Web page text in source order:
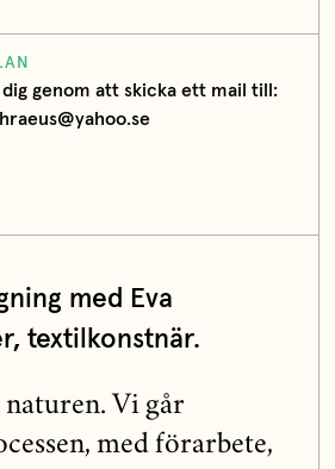
dig genom att skicka ett mail till:
med Eva
textilkonstnär.
Vi går
med förarbete,